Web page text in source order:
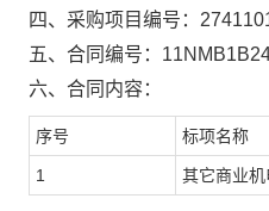
四、采购项目编号：
五、合同编号：
六、合同内容：
序号 标项名称
1 其它商业机